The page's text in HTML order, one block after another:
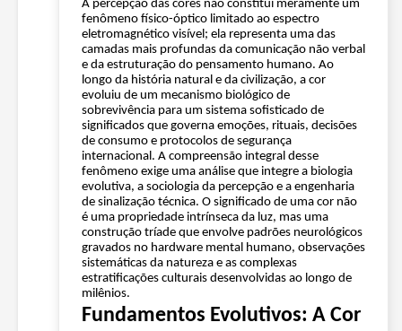
A percepção das cores não constitui meramente um
fenômeno físico-óptico limitado ao espectro
eletromagnético visível; ela representa uma das
camadas mais profundas da comunicação não verbal
e da estruturação do pensamento humano. Ao
longo da história natural e da civilização, a cor
evoluiu de um mecanismo biológico de
sobrevivência para um sistema sofisticado de
significados que governa emoções, rituais, decisões
de consumo e protocolos de segurança
internacional. A compreensão integral desse
fenômeno exige uma análise que integre a biologia
evolutiva, a sociologia da percepção e a engenharia
de sinalização técnica. O significado de uma cor não
é uma propriedade intrínseca da luz, mas uma
construção tríade que envolve padrões neurológicos
gravados no hardware mental humano, observações
sistemáticas da natureza e as complexas
estratificações culturais desenvolvidas ao longo de
milênios.
Fundamentos Evolutivos: A Cor